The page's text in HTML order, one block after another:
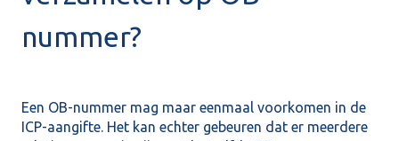
nummer?
Een OB-nummer mag maar eenmaal voorkomen in de
ICP-aangifte. Het kan echter gebeuren dat er meerdere